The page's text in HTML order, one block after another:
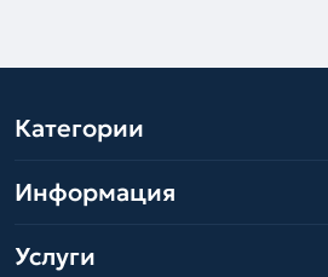
Категории
Информация
Услуги